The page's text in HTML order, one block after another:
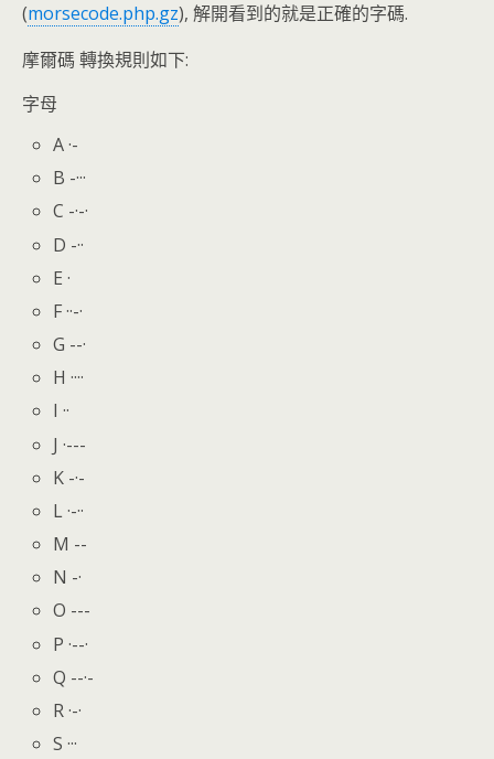
(morsecode.php.gz), 解開看到的就是正確的字碼.
摩爾碼 轉換規則如下:
字母
A ·-
B -···
C -·-·
D -··
E ·
F ··-·
G --·
H ····
I ··
J ·---
K -·-
L ·-··
M --
N -·
O ---
P ·--·
Q --·-
R ·-·
S ···